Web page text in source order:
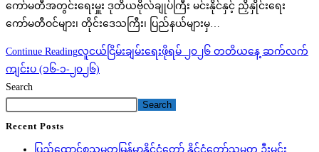
ကော်မတီအတွင်းရေးမှူး ဒုတိယဗိုလ်ချုပ်ကြီး မင်းနိုင်နှင့် ညှိနှိုင်းရေး
ကော်မတီဝင်များ၊ တိုင်းဒေသကြီး၊ ပြည်နယ်များမှ…
Continue Readingလူငယ်ငြိမ်းချမ်းရေးဖိုရမ် ၂၀၂၆ တတိယနေ့ ဆက်လက်
ကျင်းပ (၁၆-၁-၂၀၂၆)
Search
Search
Recent Posts
ပြည်ထောင်စုသမ္မတမြန်မာနိုင်ငံတော် နိုင်ငံတော်သမ္မတ ဦးမင်း